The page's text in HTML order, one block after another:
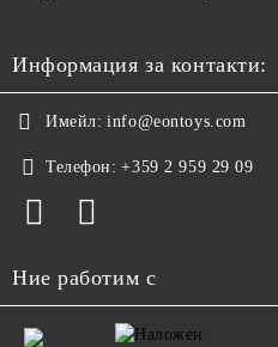
Информация за контакти:
Имейл: info@eontoys.com
Телефон: +359 2 959 29 09
Ние работим с